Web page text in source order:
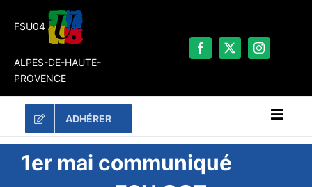
FSU04
ALPES-DE-HAUTE-
PROVENCE
ADHÉRER
RECHERCHER:
1er mai communiqué